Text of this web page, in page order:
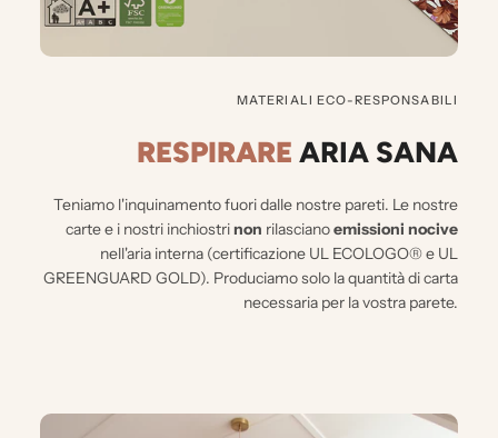
MATERIALI ECO-RESPONSABILI
RESPIRARE ARIA SANA
Teniamo l'inquinamento fuori dalle nostre pareti. Le nostre
carte e i nostri inchiostrinon rilascianoemissioni nocive
nell'aria interna (certificazione UL ECOLOGO® e UL
GREENGUARD GOLD). Produciamo solo la quantità di carta
necessaria per la vostra parete.